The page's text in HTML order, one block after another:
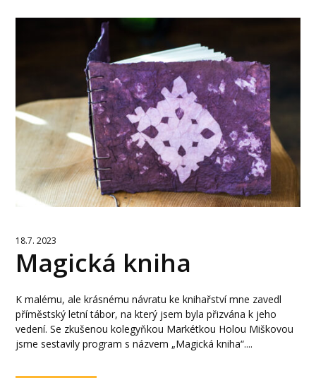
18.7. 2023
Magická kniha
K malému, ale krásnému návratu ke knihařství mne zavedl
příměstský letní tábor, na který jsem byla přizvána k jeho
vedení. Se zkušenou kolegyňkou Markétkou Holou Miškovou
jsme sestavily program s názvem „Magická kniha“....